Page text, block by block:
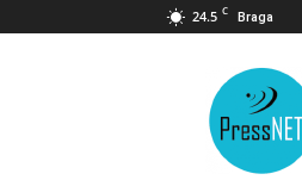
24.5 C Braga